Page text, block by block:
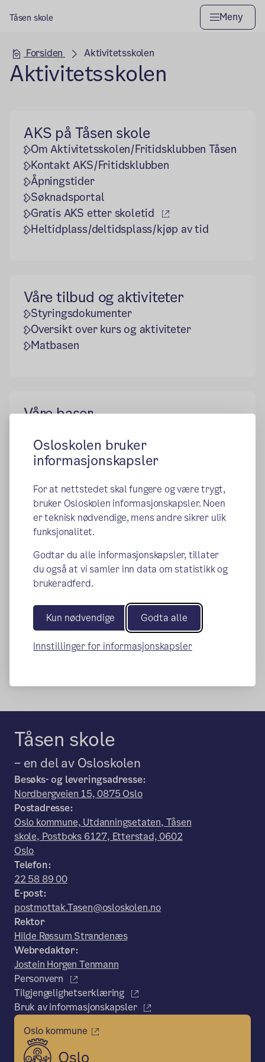
Osloskolen bruker
informasjonskapsler
For at nettstedet skal fungere og være trygt,
bruker Osloskolen informasjonskapsler. Noen
er teknisk nødvendige, mens andre sikrer ulik
funksjonalitet.
Godtar du alle informasjonskapsler, tillater
du også at vi samler inn data om statistikk og
brukeradferd.
Kun nødvendige Godta alle
Innstillinger for informasjonskapsler
Tåsen skole Meny
Hovedseksjon
Forsiden Aktivitetsskolen
Aktivitetsskolen
AKS på Tåsen skole
Om Aktivitetsskolen/Fritidsklubben Tåsen
Kontakt AKS/Fritidsklubben
Åpningstider
Søknadsportal
Gratis AKS etter skoletid
(ekstern lenke)
Heltidplass/deltidsplass/kjøp av tid
Våre tilbud og aktiviteter
Styringsdokumenter
Oversikt over kurs og aktiviteter
Matbasen
Våre baser
2. trinn
3. trinn
Fritidsklubben 5.-7.trinn
Aktivitetsskolen i Oslo
Hva er Aktivitetsskolen
(ekstern lenke)
Heldagsplass eller halvdagsplass
Søk om plass for ditt barn
(ekstern lenke)
Oppsigelse av plass
(ekstern lenke)
Tåsen skole
– en del av Osloskolen
Besøks- og leveringsadresse:
Nordbergveien 15, 0875 Oslo
Postadresse:
Oslo kommune, Utdanningsetaten, Tåsen
skole, Postboks 6127, Etterstad, 0602
Oslo
Telefon:
22 58 89 00
E-post:
postmottak.Tasen@osloskolen.no
Rektor
Hilde Røssum Strandenæs
Webredaktør:
Jostein Horgen Tenmann
Personvern
Tilgjengelighetserklæring
Bruk av informasjonskapsler
Oslo kommune